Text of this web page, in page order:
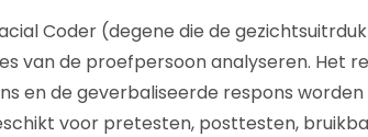
Coder (degene die de
van de proefpersoon analyseren. Het
en de geverbaliseerde respons
voor pretesten, posttesten,